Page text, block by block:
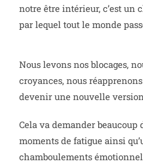
notre être intérieur, c’est
par lequel tout le monde
Nous levons nos blocages,
croyances, nous
devenir une nouvelle
Cela va demander beaucoup
moments de fatigue ainsi
chamboulements